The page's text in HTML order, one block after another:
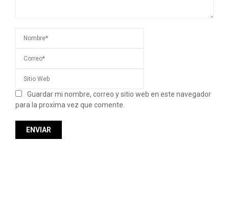
Guardar mi nombre, correo y sitio web en este navegador
para la proxima vez que comente.